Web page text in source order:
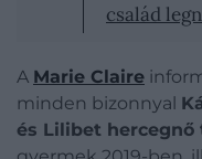
család
A Marie Claire
minden bizonnyal
és Lilibet hercegnő